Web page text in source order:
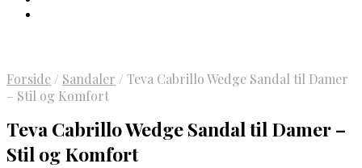
Forside / Sandaler / Teva Cabrillo Wedge Sandal til Damer
– Stil og Komfort
Teva Cabrillo Wedge Sandal til Damer –
Stil og Komfort